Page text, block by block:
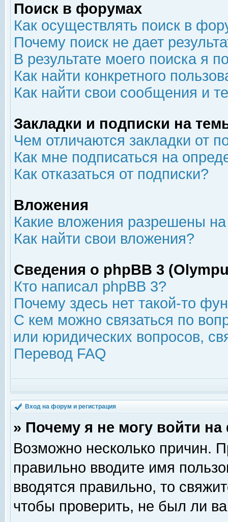
Поиск в форумах
Как осуществлять поиск в
Почему поиск не дает
В результате моего поиска я
Как найти конкретного
Как найти свои сообщения и
Закладки и подписки на
Чем отличаются закладки от
Как мне подписаться на
Как отказаться от подписки?
Вложения
Какие вложения разрешены
Как найти свои вложения?
Сведения о phpBB 3
Кто написал phpBB 3?
Почему здесь нет такой-то
С кем можно связаться по
или юридических вопросов,
Перевод FAQ
Вход на форум и регистрация
» Почему я не могу войти
Возможно несколько причин.
правильно вводите имя
вводятся правильно, то
чтобы проверить, не был ли